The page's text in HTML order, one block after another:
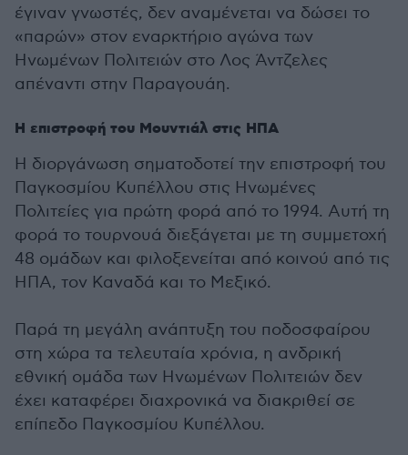
έγιναν γνωστές, δεν αναμένεται να δώσει το
«παρών» στον εναρκτήριο αγώνα των
Ηνωμένων Πολιτειών στο Λος Άντζελες
απέναντι στην Παραγουάη.
Η επιστροφή του Μουντιάλ στις ΗΠΑ
Η διοργάνωση σηματοδοτεί την επιστροφή του
Παγκοσμίου Κυπέλλου στις Ηνωμένες
Πολιτείες για πρώτη φορά από το 1994. Αυτή τη
φορά το τουρνουά διεξάγεται με τη συμμετοχή
48 ομάδων και φιλοξενείται από κοινού από τις
ΗΠΑ, τον Καναδά και το Μεξικό.
Παρά τη μεγάλη ανάπτυξη του ποδοσφαίρου
στη χώρα τα τελευταία χρόνια, η ανδρική
εθνική ομάδα των Ηνωμένων Πολιτειών δεν
έχει καταφέρει διαχρονικά να διακριθεί σε
επίπεδο Παγκοσμίου Κυπέλλου.